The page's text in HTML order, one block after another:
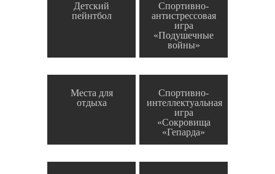
Детский
пейнтбол
Спортивно-
антистрессовая
игра
«Подушечные
войны»
Места для
отдыха
Спортивно-
интеллектуальная
игра
«Сокровища
«Гепарда»